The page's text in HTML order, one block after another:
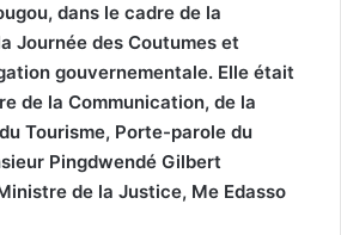
dans le cadre de la
Journée des Coutumes et
gouvernementale. Elle était
de la Communication, de la
Tourisme, Porte-parole du
Pingdwendé Gilbert
de la Justice, Me Edasso